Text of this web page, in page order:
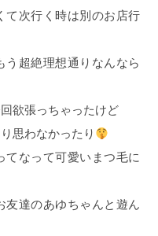
て次行く時は別のお店行
う超絶理想通りなんなら
欲張っちゃったけど
思わなかったり
てなって可愛いまつ毛に
友達のあゆちゃんと遊ん